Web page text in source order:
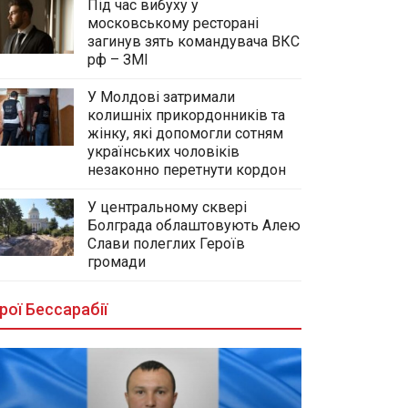
Під час вибуху у
московському ресторані
загинув зять командувача ВКС
рф – ЗМІ
У Молдові затримали
колишніх прикордонників та
жінку, які допомогли сотням
українських чоловіків
незаконно перетнути кордон
У центральному сквері
Болграда облаштовують Алею
Слави полеглих Героїв
громади
Бессарабії